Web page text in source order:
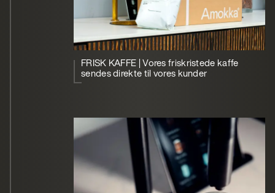
FRISK KAFFE | Vores friskristede kaffe
sendes direkte til vores kunder